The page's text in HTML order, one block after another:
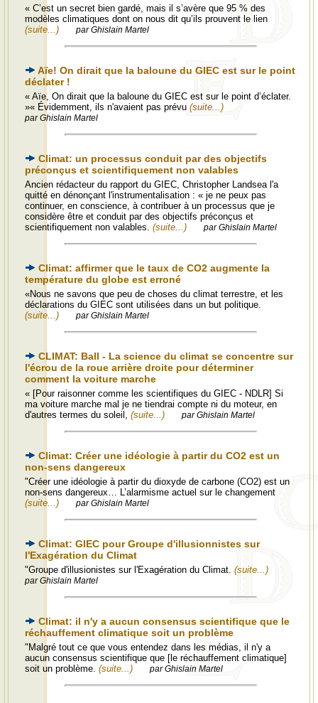
« C’est un secret bien gardé, mais il s’avère que 95 % des
modèles climatiques dont on nous dit qu’ils prouvent le lien
(suite...)
par Ghislain Martel
Aïe! On dirait que la baloune du GIEC est sur le point
déclater !
« Aïe, On dirait que la baloune du GIEC est sur le point d’éclater.
»« Évidemment, ils n'avaient pas prévu (suite...)
par Ghislain Martel
Climat: un processus conduit par des objectifs
préconçus et scientifiquement non valables
Ancien rédacteur du rapport du GIEC, Christopher Landsea l'a
quitté en dénonçant l'instrumentalisation : « je ne peux pas
continuer, en conscience, à contribuer à un processus que je
considère être et conduit par des objectifs préconçus et
scientifiquement non valables. (suite...) par Ghislain Martel
Climat: affirmer que le taux de CO2 augmente la
température du globe est erroné
«Nous ne savons que peu de choses du climat terrestre, et les
déclarations du GIEC sont utilisées dans un but politique.
(suite...)
par Ghislain Martel
CLIMAT: Ball - La science du climat se concentre sur
l'écrou de la roue arrière droite pour déterminer
comment la voiture marche
« [Pour raisonner comme les scientifiques du GIEC - NDLR] Si
ma voiture marche mal je ne tiendrai compte ni du moteur, en
d'autres termes du soleil, (suite...) par Ghislain Martel
Climat: Créer une idéologie à partir du CO2 est un
non-sens dangereux
"Créer une idéologie à partir du dioxyde de carbone (CO2) est un
non-sens dangereux… L’alarmisme actuel sur le changement
(suite...)
par Ghislain Martel
Climat: GIEC pour Groupe d'illusionnistes sur
l'Exagération du Climat
"Groupe d'illusionistes sur l'Exagération du Climat. (suite...)
par Ghislain Martel
Climat: il n'y a aucun consensus scientifique que le
réchauffement climatique soit un problème
"Malgré tout ce que vous entendez dans les médias, il n'y a
aucun consensus scientifique que [le réchauffement climatique]
soit un problème. (suite...) par Ghislain Martel